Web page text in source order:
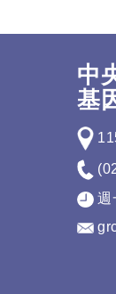
中
基
週